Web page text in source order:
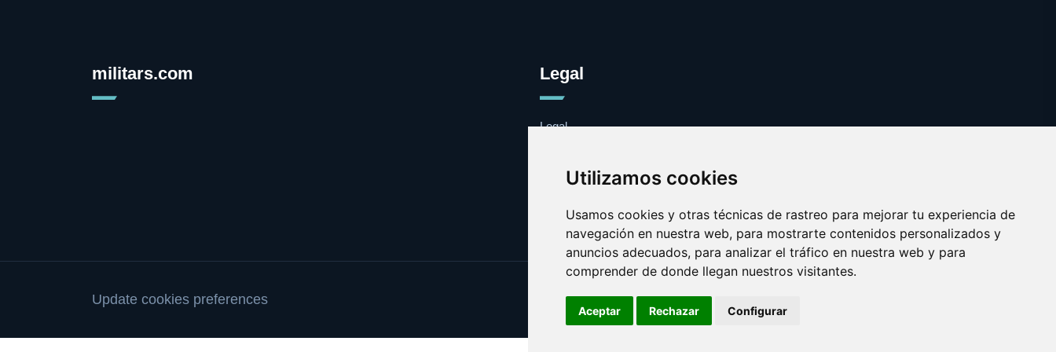
Utilizamos cookies
Usamos cookies y otras técnicas de rastreo para mejorar tu experiencia de
navegación en nuestra web, para mostrarte contenidos personalizados y
anuncios adecuados, para analizar el tráfico en nuestra web y para
comprender de donde llegan nuestros visitantes.
Aceptar Rechazar Configurar
militars.com Legal
Legal
Contacto
Update cookies preferences